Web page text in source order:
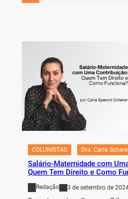
COLUNISTAS Dra. Carla
Salário-Maternidade com
Quem Tem Direito e Como
Redação 3 de setembro de